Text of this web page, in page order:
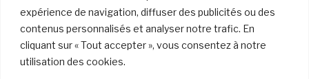
expérience de navigation, diffuser des publicités ou des
contenus personnalisés et analyser notre trafic. En
cliquant sur « Tout accepter », vous consentez à notre
utilisation des cookies.
Tous droits réservés. © La boîte à bijoux 2026